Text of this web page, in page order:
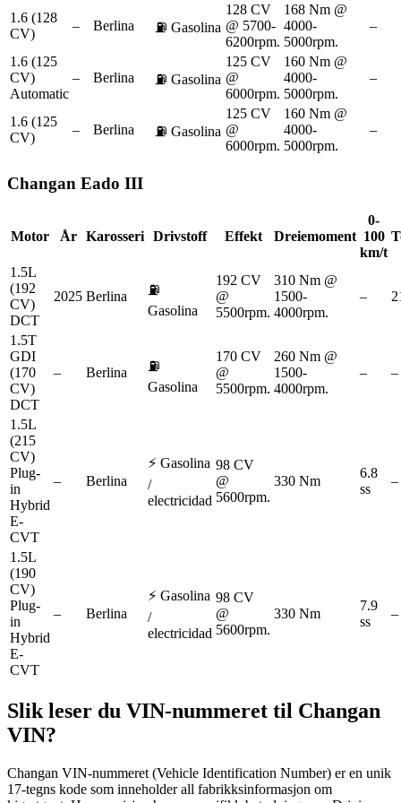
1.6 (128
CV)
– Berlina ⛽ Gasolina
128 CV
@ 5700-
6200rpm.
168 Nm @
4000-
5000rpm.
–
1.6 (125
CV)
Automatic
– Berlina ⛽ Gasolina
125 CV
@
6000rpm.
160 Nm @
4000-
5000rpm.
–
1.6 (125
CV)
– Berlina ⛽ Gasolina
125 CV
@
6000rpm.
160 Nm @
4000-
5000rpm.
–
Changan Eado III
Motor År Karosseri Drivstoff Effekt Dreiemoment
0-
100
km/t
1.5L
(192
CV)
DCT
2025 Berlina
⛽
Gasolina
192 CV
@
5500rpm.
310 Nm @
1500-
4000rpm.
–
1.5T
GDI
(170
CV)
DCT
– Berlina
⛽
Gasolina
170 CV
@
5500rpm.
260 Nm @
1500-
4000rpm.
– –
1.5L
(215
CV)
Plug-
in
Hybrid
E-
CVT
– Berlina
⚡ Gasolina
/
electricidad
98 CV
@
5600rpm.
330 Nm
6.8
ss
–
1.5L
(190
CV)
Plug-
in
Hybrid
E-
CVT
– Berlina
⚡ Gasolina
/
electricidad
98 CV
@
5600rpm.
330 Nm
7.9
ss
–
Slik leser du VIN-nummeret til Changan
VIN?
Changan VIN-nummeret (Vehicle Identification Number) er en unik
17-tegns kode som inneholder all fabrikksinformasjon om